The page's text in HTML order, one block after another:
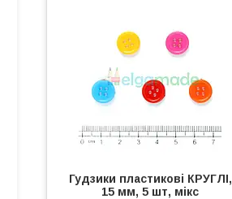
Гудзики пластикові КРУГЛІ,
15 мм, 5 шт, мікс